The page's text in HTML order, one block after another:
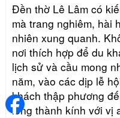
Đền thờ Lê Lâm có
mà trang nghiêm, hài
nhiên xung quanh.
nơi thích hợp để du
lịch sử và cầu mong
năm, vào các dịp lễ
khách thập phương
lòng thành kính với vị